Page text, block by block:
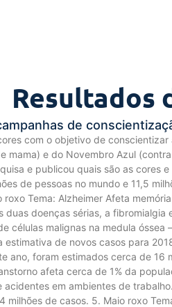
Resultados
de
com o objetivo de
mama) e do Novembro Azul
e publicou quais são as cores
de pessoas no mundo e 11,5
roxo Tema: Alzheimer Afeta
duas doenças sérias, a
células malignas na medula
estimativa de novos casos para
ano, foram estimados cerca de
afeta cerca de 1% da
em ambientes de
de casos. 5. Maio roxo